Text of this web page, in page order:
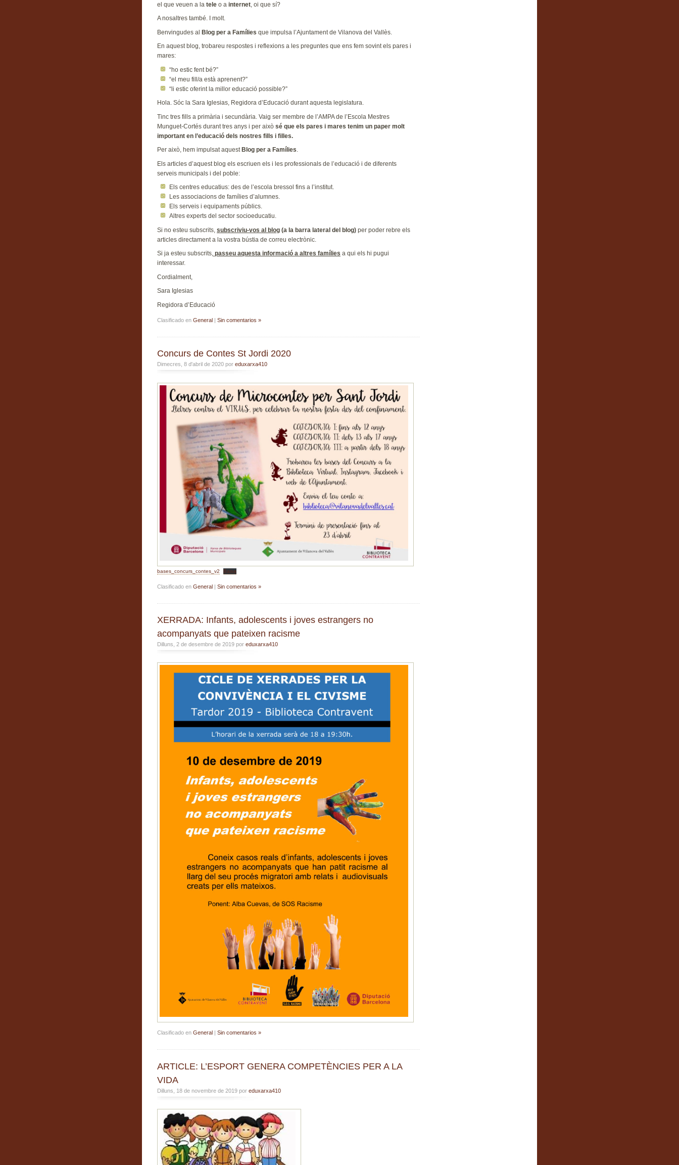
el que veuen a la tele o a internet , oi que sí?
A nosaltres també. I molt.
Benvingudes al Blog per a Famílies que impulsa l’Ajuntament de Vilanova del Vallès.
En aquest blog, trobareu respostes i reflexions a les preguntes que ens fem sovint els pares i
mares:
“ho estic fent bé?”
“el meu fill/a està aprenent?”
“li estic oferint la millor educació possible?”
Hola. Sóc la Sara Iglesias, Regidora d’Educació durant aquesta legislatura.
Tinc tres fills a primària i secundària. Vaig ser membre de l’AMPA de l’Escola Mestres
Munguet-Cortés durant tres anys i per això sé que els pares i mares tenim un paper molt
important en l’educació dels nostres fills i filles.
Per això, hem impulsat aquest Blog per a Famílies.
Els articles d’aquest blog els escriuen els i les professionals de l’educació i de diferents
serveis municipals i del poble:
Els centres educatius: des de l’escola bressol fins a l’institut.
Les associacions de famílies d’alumnes.
Els serveis i equipaments públics.
Altres experts del sector socioeducatiu.
Si no esteu subscrits, subscriviu-vos al blog (a la barra lateral del blog) per poder rebre els
articles directament a la vostra bústia de correu electrònic.
Si ja esteu subscrits, passeu aquesta informació a altres famílies a qui els hi pugui
interessar.
Cordialment,
Sara Iglesias
Regidora d’Educació
Clasificado en General | Sin comentarios »
Concurs de Contes St Jordi 2020
Dimecres, 8 d'abril de 2020 por eduxarxa410
bases_concurs_contes_v2 Baixa
Clasificado en General | Sin comentarios »
XERRADA: Infants, adolescents i joves estrangers no
acompanyats que pateixen racisme
Dilluns, 2 de desembre de 2019 por eduxarxa410
Clasificado en General | Sin comentarios »
ARTICLE: L’ESPORT GENERA COMPETÈNCIES PER A LA
VIDA
Dilluns, 18 de novembre de 2019 por eduxarxa410